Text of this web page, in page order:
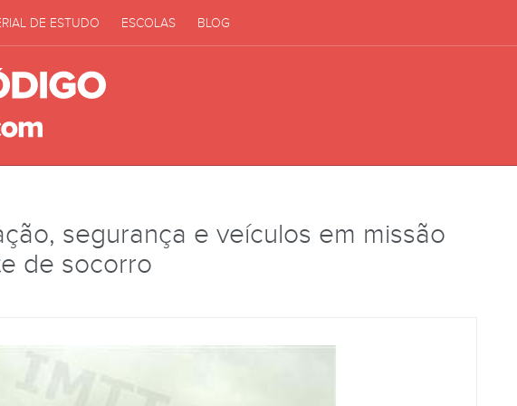
DE ESTUDO ESCOLAS BLOG
segurança e veículos em missão
de socorro